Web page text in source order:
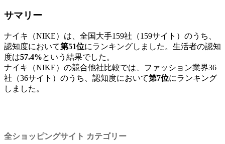
サマリー
ナイキ（NIKE）は、全国大手159社（159サイト）のうち、
認知度において第51位にランキングしました。生活者の認知
度は57.4%という結果でした。
ナイキ（NIKE）の競合他社比較では、ファッション業界36
社（36サイト）のうち、認知度において第7位にランキング
しました。
全ショッピングサイト カテゴリー